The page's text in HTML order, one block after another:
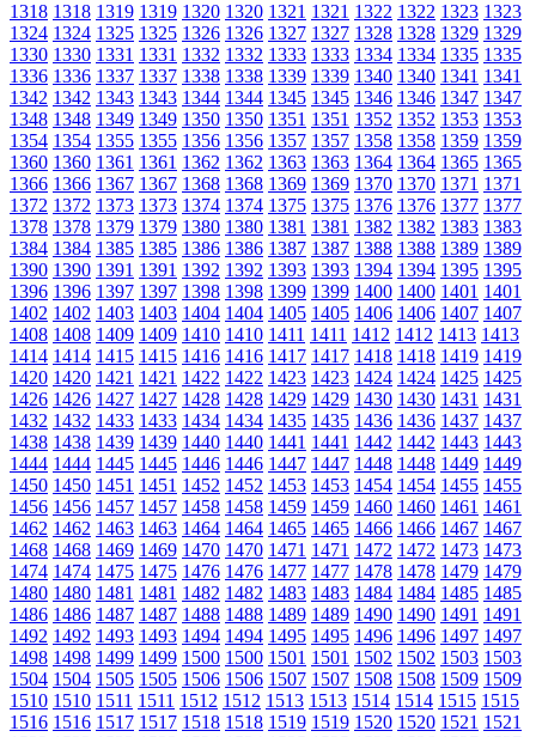
1318 1318 1319 1319 1320 1320 1321 1321 1322 1322 1323 1323
1324 1324 1325 1325 1326 1326 1327 1327 1328 1328 1329 1329
1330 1330 1331 1331 1332 1332 1333 1333 1334 1334 1335 1335
1336 1336 1337 1337 1338 1338 1339 1339 1340 1340 1341 1341
1342 1342 1343 1343 1344 1344 1345 1345 1346 1346 1347 1347
1348 1348 1349 1349 1350 1350 1351 1351 1352 1352 1353 1353
1354 1354 1355 1355 1356 1356 1357 1357 1358 1358 1359 1359
1360 1360 1361 1361 1362 1362 1363 1363 1364 1364 1365 1365
1366 1366 1367 1367 1368 1368 1369 1369 1370 1370 1371 1371
1372 1372 1373 1373 1374 1374 1375 1375 1376 1376 1377 1377
1378 1378 1379 1379 1380 1380 1381 1381 1382 1382 1383 1383
1384 1384 1385 1385 1386 1386 1387 1387 1388 1388 1389 1389
1390 1390 1391 1391 1392 1392 1393 1393 1394 1394 1395 1395
1396 1396 1397 1397 1398 1398 1399 1399 1400 1400 1401 1401
1402 1402 1403 1403 1404 1404 1405 1405 1406 1406 1407 1407
1408 1408 1409 1409 1410 1410 1411 1411 1412 1412 1413 1413
1414 1414 1415 1415 1416 1416 1417 1417 1418 1418 1419 1419
1420 1420 1421 1421 1422 1422 1423 1423 1424 1424 1425 1425
1426 1426 1427 1427 1428 1428 1429 1429 1430 1430 1431 1431
1432 1432 1433 1433 1434 1434 1435 1435 1436 1436 1437 1437
1438 1438 1439 1439 1440 1440 1441 1441 1442 1442 1443 1443
1444 1444 1445 1445 1446 1446 1447 1447 1448 1448 1449 1449
1450 1450 1451 1451 1452 1452 1453 1453 1454 1454 1455 1455
1456 1456 1457 1457 1458 1458 1459 1459 1460 1460 1461 1461
1462 1462 1463 1463 1464 1464 1465 1465 1466 1466 1467 1467
1468 1468 1469 1469 1470 1470 1471 1471 1472 1472 1473 1473
1474 1474 1475 1475 1476 1476 1477 1477 1478 1478 1479 1479
1480 1480 1481 1481 1482 1482 1483 1483 1484 1484 1485 1485
1486 1486 1487 1487 1488 1488 1489 1489 1490 1490 1491 1491
1492 1492 1493 1493 1494 1494 1495 1495 1496 1496 1497 1497
1498 1498 1499 1499 1500 1500 1501 1501 1502 1502 1503 1503
1504 1504 1505 1505 1506 1506 1507 1507 1508 1508 1509 1509
1510 1510 1511 1511 1512 1512 1513 1513 1514 1514 1515 1515
1516 1516 1517 1517 1518 1518 1519 1519 1520 1520 1521 1521